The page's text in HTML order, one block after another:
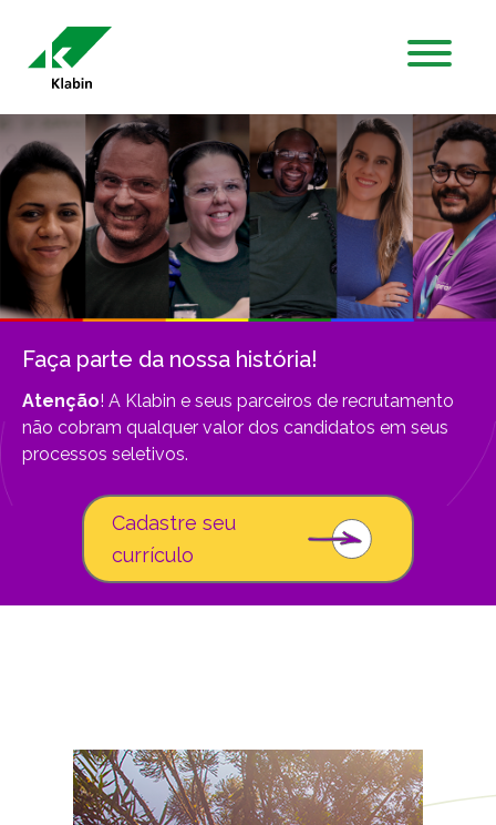
Faça parte da nossa história!
Atenção! A Klabin e seus parceiros de recrutamento
não cobram qualquer valor dos candidatos em seus
processos seletivos.
Cadastre seu
currículo